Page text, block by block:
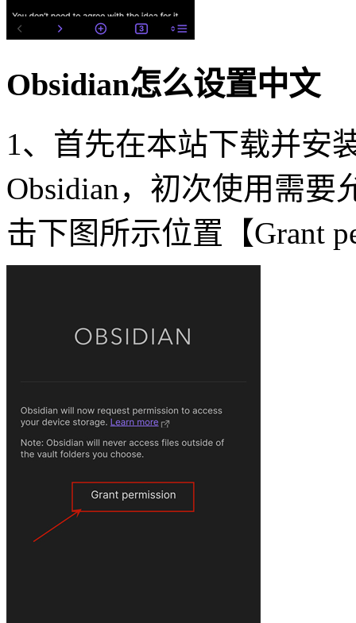
Obsidian怎么设置中文
1、首先在本站下载并安
Obsidian，初次使用需
击下图所示位置【Grant